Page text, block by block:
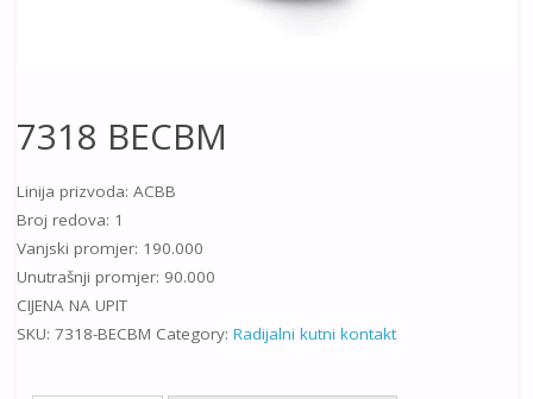
7318 BECBM
Linija prizvoda: ACBB
Broj redova: 1
Vanjski promjer: 190.000
Unutrašnji promjer: 90.000
CIJENA NA UPIT
SKU: 7318-BECBM Category: Radijalni kutni kontakt